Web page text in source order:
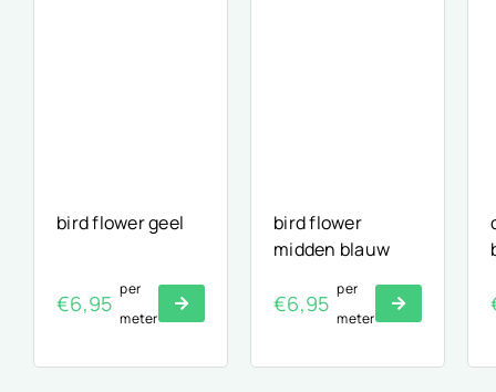
bird flower geel
€6,95
per
meter
bird flower
midden blauw
€6,95
per
meter